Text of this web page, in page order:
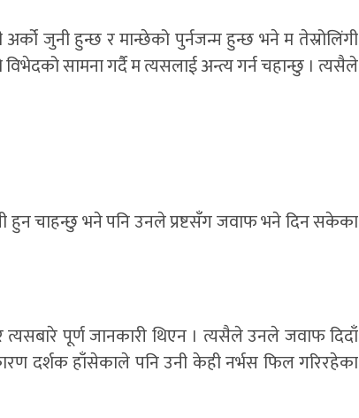
अर्को जुनी हुन्छ र मान्छेको पुर्नजन्म हुन्छ भने म तेस्रोलिंगी
सामना गर्दै म त्यसलाई अन्त्य गर्न चहान्छु । त्यसैले
हुन चाहन्छु भने पनि उनले प्रष्टसँग जवाफ भने दिन सकेका
त्यसबारे पूर्ण जानकारी थिएन । त्यसैले उनले जवाफ दिदाँ
दर्शक हाँसेकाले पनि उनी केही नर्भस फिल गरिरहेका